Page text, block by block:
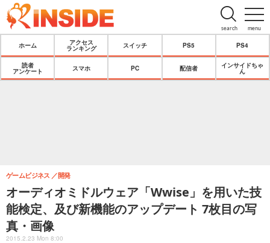
menu
search
ホーム
アクセス
ランキング
スイッチ PS5 PS4
読者
アンケート
スマホ PC 配信者
インサイドちゃ
ん
オーディオミドルウェア「Wwise」を用いた技
能検定、及び新機能のアップデート 7枚目の写
真・画像
ゲームビジネス 開発
2015.2.23 Mon 8:00